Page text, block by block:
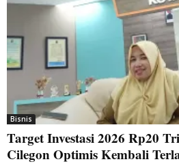
Bisnis
Target Investasi 2026 Rp20
Cilegon Optimis Kembali